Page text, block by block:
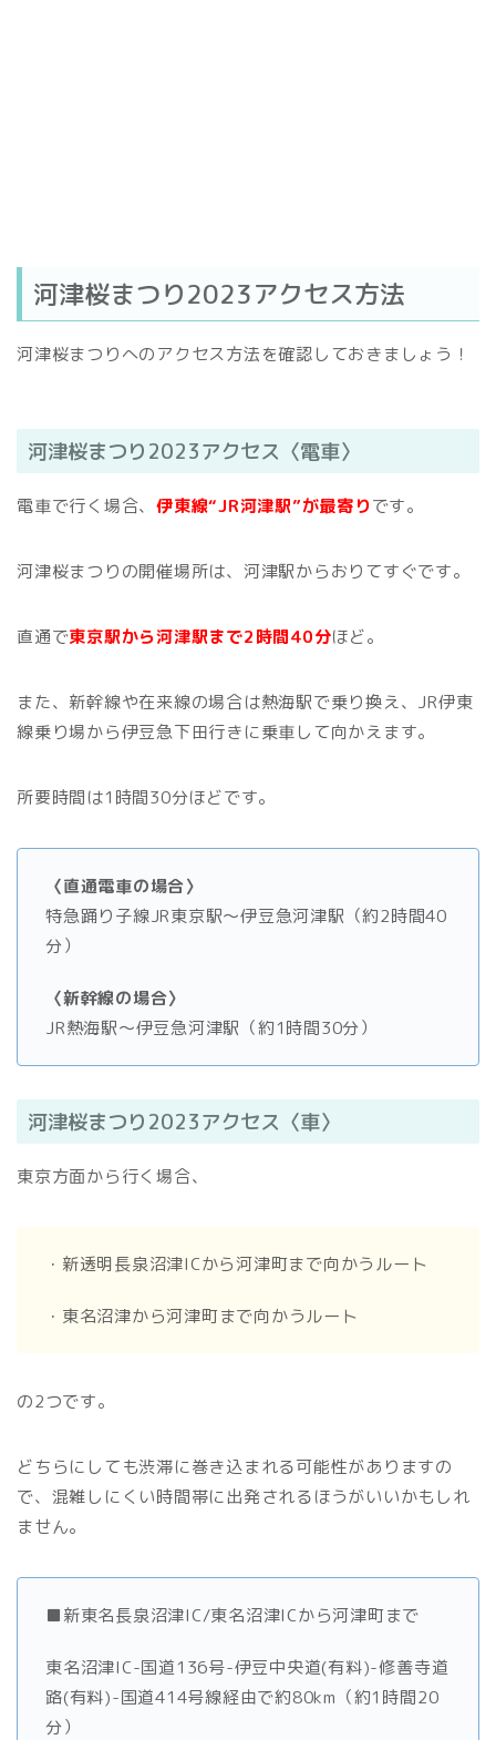
河津桜まつり2023アクセス方法
河津桜まつりへのアクセス方法を確認しておきましょう！
河津桜まつり2023アクセス〈電車〉
電車で行く場合、伊東線“JR河津駅”が最寄りです。
河津桜まつりの開催場所は、河津駅からおりてすぐです。
直通で東京駅から河津駅まで2時間40分ほど。
また、新幹線や在来線の場合は熱海駅で乗り換え、JR伊東
線乗り場から伊豆急下田行きに乗車して向かえます。
所要時間は1時間30分ほどです。
〈直通電車の場合〉
特急踊り子線JR東京駅～伊豆急河津駅（約2時間40
分）
〈新幹線の場合〉
JR熱海駅～伊豆急河津駅（約1時間30分）
河津桜まつり2023アクセス〈車〉
東京方面から行く場合、
・新透明長泉沼津ICから河津町まで向かうルート
・東名沼津から河津町まで向かうルート
の2つです。
どちらにしても渋滞に巻き込まれる可能性がありますの
で、混雑しにくい時間帯に出発されるほうがいいかもしれ
ません。
■新東名長泉沼津IC/東名沼津ICから河津町まで
東名沼津IC-国道136号-伊豆中央道(有料)-修善寺道
路(有料)-国道414号線経由で約80km（約1時間20
分）